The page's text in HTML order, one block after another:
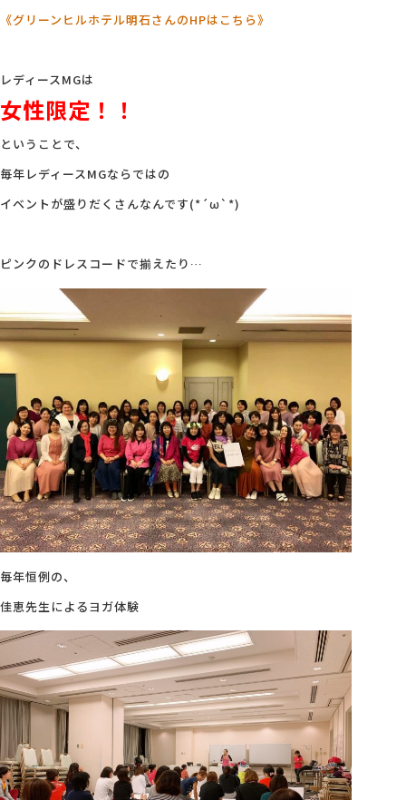
《グリーンヒルホテル明石さんのHPはこちら》
レディースMGは
女性限定！！
ということで、
毎年レディースMGならではの
イベントが盛りだくさんなんです(*´ω`*)
ピンクのドレスコードで揃えたり…
毎年恒例の、
佳恵先生によるヨガ体験